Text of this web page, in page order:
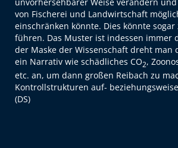
von Fischerei und Landwirtschaft
einschränken könnte. Dies könnte
führen. Das Muster ist indessen immer
der Maske der Wissenschaft dreht man
ein Narrativ wie schädliches CO2,
etc. an, um dann großen Reibach zu
Kontrollstrukturen auf-
(DS)